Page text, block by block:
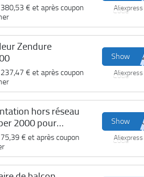
380,53 € et après coupon
Code
Aliexpress
Zendure
237,47 € et après coupon
Show
Code
Aliexpress
hors réseau
2000 pour
d'urgence
75,39 € et après coupon
Show
Code
Aliexpress